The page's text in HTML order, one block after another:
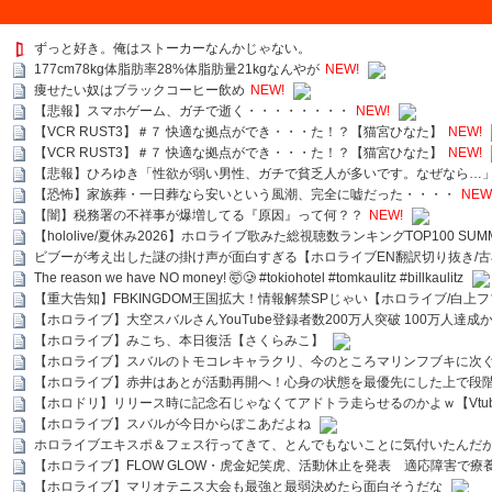
ずっと好き。俺はストーカーなんかじゃない。
177cm78kg体脂肪率28%体脂肪量21kgなんやが NEW!
痩せたい奴はブラックコーヒー飲め NEW!
【悲報】スマホゲーム、ガチで逝く・・・・・・・・
NEW!
【VCR RUST3】＃７ 快適な拠点ができ・・・た！？【猫宮ひなた】
NEW!
【VCR RUST3】＃７ 快適な拠点ができ・・・た！？【猫宮ひなた】
NEW!
【悲報】ひろゆき「性欲が弱い男性、ガチで貧乏人が多いです。なぜなら…
【恐怖】家族葬・一日葬なら安いという風潮、完全に嘘だった・・・・
【闇】税務署の不祥事が爆増してる『原因』って何？？
NEW!
【hololive/夏休み2026】ホロライブ歌みた総視聴数ランキングTOP100
ビブーが考え出した謎の掛け声が面白すぎる【ホロライブEN翻訳切り抜き/
The reason we have NO money! 🤯🥲 #tokiohotel #tomkaulitz #billkaulitz
【重大告知】FBKINGDOM王国拡大！情報解禁SPじゃい【ホロライブ/白上
【ホロライブ】大空スバルさんYouTube登録者数200万人突破 100万人達成
【ホロライブ】みこち、本日復活【さくらみこ】
【ホロライブ】スバルのトモコレキャラクリ、今のところマリンフブキに
【ホロライブ】赤井はあとが活動再開へ！心身の状態を最優先にした上で段
【ホロドリ】リリース時に記念石じゃなくてアドトラ走らせるのかよｗ【
【ホロライブ】スバルが今日からぽこあだよね
ホロライブエキスポ＆フェス行ってきて、とんでもないことに気付いたんだ
【ホロライブ】FLOW GLOW・虎金妃笑虎、活動休止を発表 適応障害で療
【ホロライブ】マリオテニス大会も最強と最弱決めたら面白そうだな